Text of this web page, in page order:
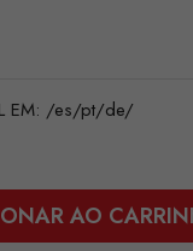
EM: /es/pt/de/
AO